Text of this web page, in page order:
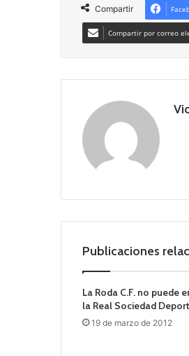
Compartir
Compartir por correo
Publicaciones
La Roda C.F. no puede
la Real Sociedad
19 de marzo de 2012